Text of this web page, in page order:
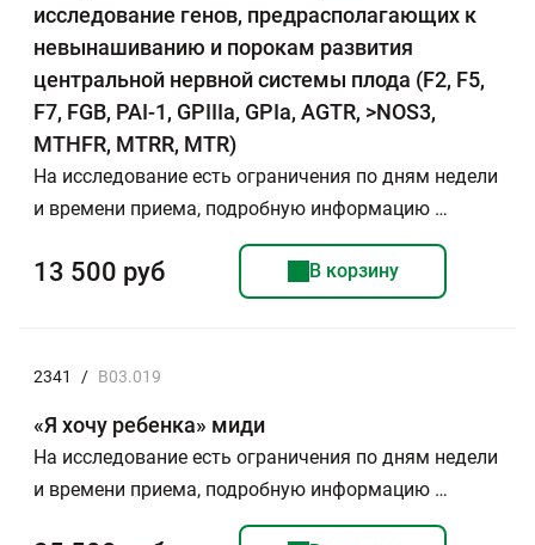
исследование генов, предрасполагающих к
невынашиванию и порокам развития
центральной нервной системы плода (F2, F5,
F7, FGB, PAI-1, GPIIIa, GPIa, AGTR, >NOS3,
MTHFR, MTRR, MTR)
На исследование есть ограничения по дням недели
и времени приема, подробную информацию …
13 500 руб В корзину
2341 / В03.019
«Я хочу ребенка» миди
На исследование есть ограничения по дням недели
и времени приема, подробную информацию …